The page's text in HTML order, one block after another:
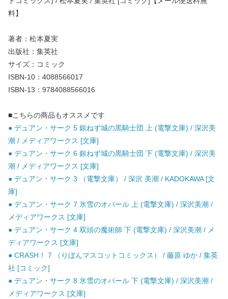
料】
著者：松本夏実
出版社：集英社
サイズ：コミック
ISBN-10：4088566017
ISBN-13：9784088566016
■こちらの商品もオススメです
● デュアン・サーク 5 銀ねず城の黒騎士団 上 (電撃文庫) / 深沢美
潮 / メディアワークス [文庫]
● デュアン・サーク 6 銀ねず城の黒騎士団 下 (電撃文庫) / 深沢美
潮 / メディアワークス [文庫]
● デュアン・サーク 3 （電撃文庫） / 深沢 美潮 / KADOKAWA [文
庫]
● デュアン・サーク 7 氷雪のオパール 上 (電撃文庫) / 深沢美潮 /
メディアワークス [文庫]
● デュアン・サーク 4 双頭の魔術師 下 (電撃文庫) / 深沢美潮 / メ
ディアワークス [文庫]
● CRASH！ 7 （りぼんマスコットコミックス） / 藤原 ゆか / 集英
社 [コミック]
● デュアン・サーク 8 氷雪のオパール 下 (電撃文庫) / 深沢美潮 /
メディアワークス [文庫]